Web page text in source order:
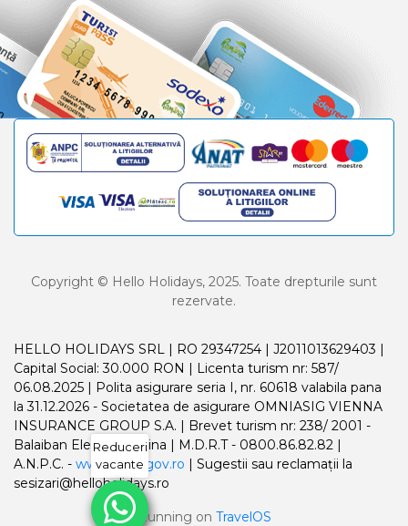
Copyright © Hello Holidays, 2025. Toate drepturile sunt
rezervate.
HELLO HOLIDAYS SRL | RO 29347254 | J2011013629403 |
Capital Social: 30.000 RON | Licenta turism nr: 587/
06.08.2025 | Polita asigurare seria I, nr. 60618 valabila pana
la 31.12.2026 - Societatea de asigurare OMNIASIG VIENNA
INSURANCE GROUP S.A. | Brevet turism nr: 238/ 2001 -
Balaiban Elena Madalina | M.D.R.T - 0800.86.82.82 |
A.N.P.C. - www.anpc.gov.ro | Sugestii sau reclamații la
sesizari@helloholidays.ro
Running on TravelOS
Reduceri
vacante